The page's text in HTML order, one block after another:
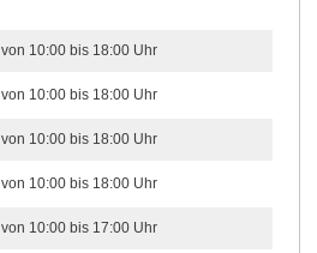
von 10:00 bis 18:00 Uhr
von 10:00 bis 18:00 Uhr
von 10:00 bis 18:00 Uhr
von 10:00 bis 18:00 Uhr
von 10:00 bis 17:00 Uhr